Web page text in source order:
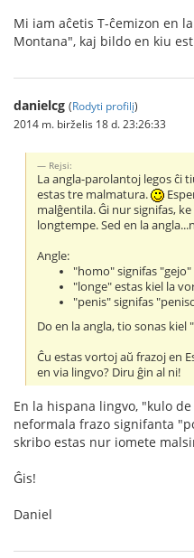
Mi iam aĉetis T-ĉemizon en
Montana", kaj bildo en kiu
danielcg (Rodyti profilį)
2014 m. birželis 18 d. 23:26:33
Rejsi:
La angla-parolantoj legos ĉi
estas tre malmatura.
malĝentila. Ĝi nur signifas,
longtempe. Sed en la
Angle:
"homo" signifas "gejo"
"longe" estas kiel la
"penis" signifas
Do en la angla, tio sonas
Ĉu estas vortoj aŭ frazoj en
en via lingvo? Diru ĝin al ni!
En la hispana lingvo, "kulo
neformala frazo signifanta
skribo estas nur iomete
Ĝis!
Daniel